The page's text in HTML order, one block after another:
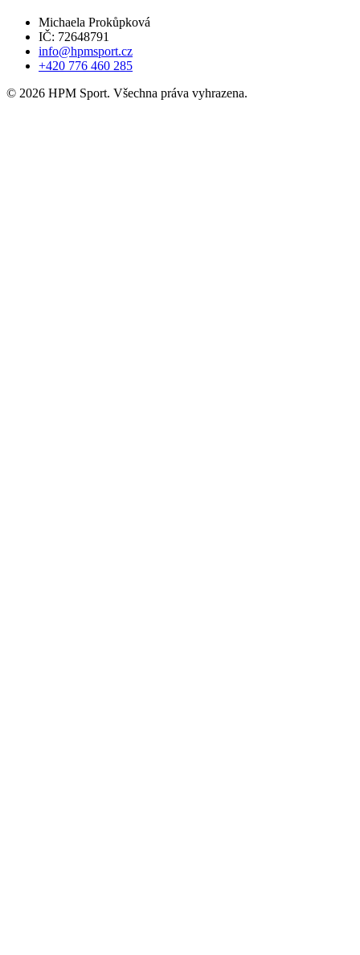
Michaela Prokůpková
IČ: 72648791
info@hpmsport.cz
+420 776 460 285
© 2026 HPM Sport. Všechna práva vyhrazena.